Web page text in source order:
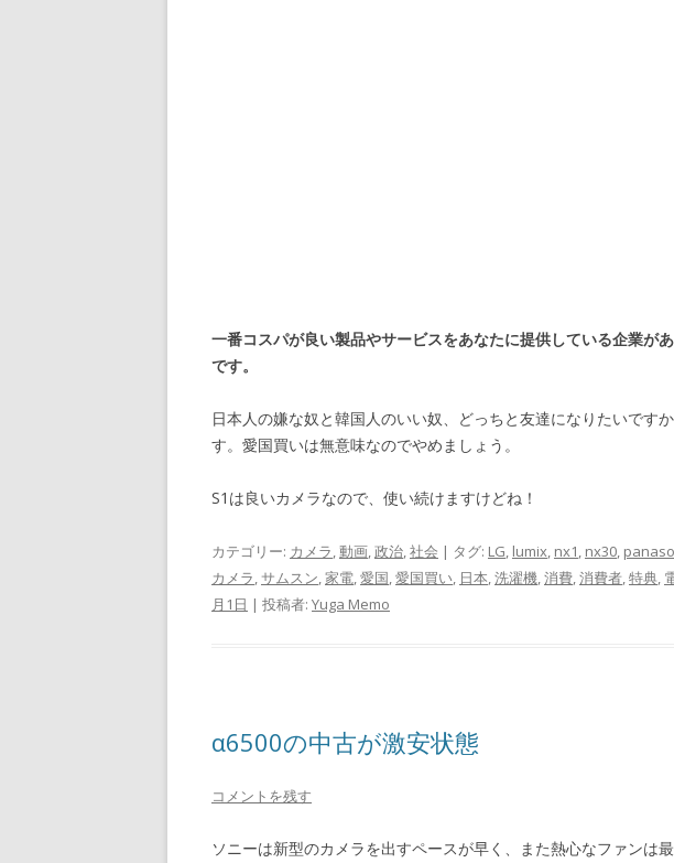
一番コスパが良い製品やサービスをあなたに提供している企業が
です。
日本人の嫌な奴と韓国人のいい奴、どっちと友達になりたいで
す。愛国買いは無意味なのでやめましょう。
S1は良いカメラなので、使い続けますけどね！
カテゴリー: カメラ,動画,政治,社会 | タグ: LG, lumix, nx1, nx30,
カメラ,サムスン,家電,愛国,愛国買い, 日本,洗濯機,消費,消費者,特典,
月1日 | 投稿者: Yuga Memo
α6500の中古が激安状態
コメントを残す
ソニーは新型のカメラを出すペースが早く、また熱心なファンは